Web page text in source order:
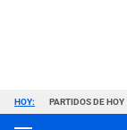
HOY: PARTIDOS DE HOY